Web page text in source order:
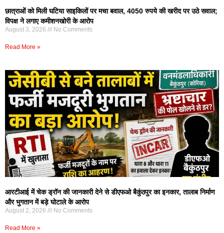
छात्राओं को मिली घटिया साइकिलों पर मचा बवाल, 4050 रुपये की खरीद पर उठे सवाल;
विपक्ष ने लगाए कमीशनखोरी के आरोप
August 3, 2026 No Comments
Read More »
आरटीआई में चेक ड्रॉन की जानकारी देने से डीएफओ बैकुंठपुर का इनकार, तालाब निर्माण
और भुगतान में बड़े घोटाले के आरोप
August 2, 2026 No Comments
Read More »